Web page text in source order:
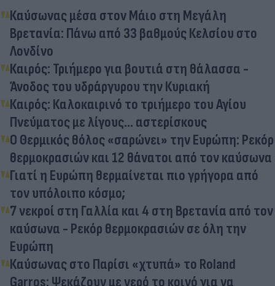
Καύσωνας μέσα στον Μάιο στη Μεγάλη
Βρετανία: Πάνω από 33 βαθμούς Κελσίου στο
Λονδίνο
Καιρός: Τριήμερο για βουτιά στη θάλασσα -
Άνοδος του υδράργυρου την Κυριακή
Καιρός: Καλοκαιρινό το τριήμερο του Αγίου
Πνεύματος με λίγους… αστερίσκους
Ο Θερμικός θόλος «σαρώνει» την Ευρώπη: Ρεκόρ
θερμοκρασιών και 12 θάνατοι από τον καύσωνα
Γιατί η Ευρώπη θερμαίνεται πιο γρήγορα από
τον υπόλοιπο κόσμο;
7 νεκροί στη Γαλλία και 4 στη Βρετανία από τον
καύσωνα - Ρεκόρ θερμοκρασιών σε όλη την
Ευρώπη
Καύσωνας στο Παρίσι «χτυπά» το Roland
Garros: Ψεκάζουν με νερό το κοινό για να